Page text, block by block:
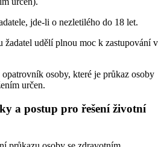
jde-li o nezletilého do 18 let.
žadatel udělí plnou moc k zastupování v
opatrovník osoby, které je průkaz osoby
určen.
a postup pro řešení životní